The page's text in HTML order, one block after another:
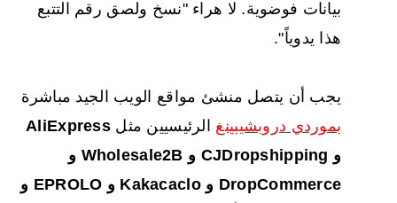
بيانات فوضوية. لا هراء "نسخ ولصق رقم التتبع
هذا يدوياً".
يجب أن يتصل منشئ مواقع الويب الجيد مباشرة
بموردي دروبشيبينغ الرئيسيين مثل AliExpress
و CJDropshipping و Wholesale2B و
DropCommerce و Kakacaclo و EPROLO و